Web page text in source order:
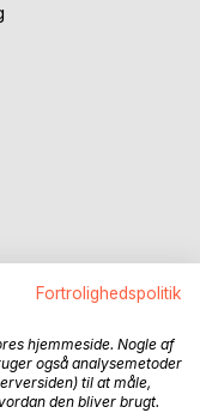
Fortrolighedspolitik
hjemmeside. Nogle af
også analysemetoder
til at måle,
den bliver brugt.